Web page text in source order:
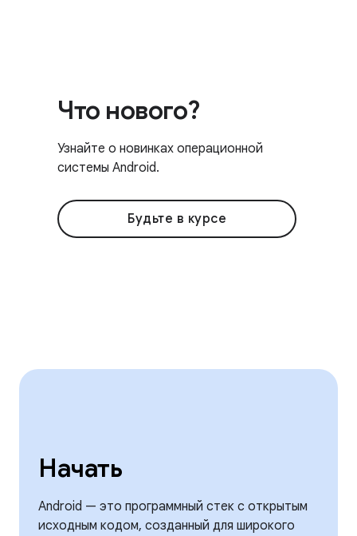
Что нового?
Узнайте о новинках операционной
системы Android.
Будьте в курсе
Начать
Android — это программный стек с открытым
исходным кодом, созданный для широкого